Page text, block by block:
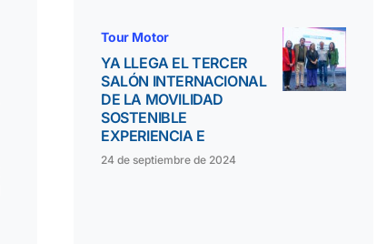
Tour Motor
YA LLEGA EL TERCER
SALÓN INTERNACIONAL
DE LA MOVILIDAD
SOSTENIBLE
EXPERIENCIA E
24 de septiembre de 2024